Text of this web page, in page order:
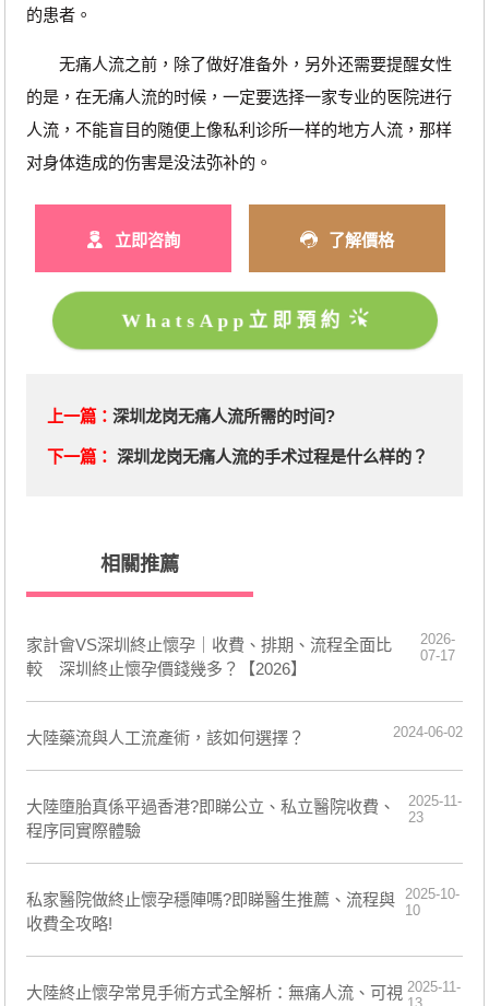
的患者。
无痛人流之前，除了做好准备外，另外还需要提醒女性
的是，在无痛人流的时候，一定要选择一家专业的医院进行
人流，不能盲目的随便上像私利诊所一样的地方人流，那样
对身体造成的伤害是没法弥补的。
立即咨詢 了解價格
WhatsApp立即預約
上一篇： 深圳龙岗无痛人流所需的时间?
下一篇： 深圳龙岗无痛人流的手术过程是什么样的？
相關推薦
家計會VS深圳終止懷孕｜收費、排期、流程全面比
較 深圳終止懷孕價錢幾多？【2026】
2026-
07-17
​大陸藥流與人工流產術，該如何選擇？ 2024-06-02
大陸墮胎真係平過香港?即睇公立、私立醫院收費、
程序同實際體驗
2025-11-
23
私家醫院做終止懷孕穩陣嗎?即睇醫生推薦、流程與
收費全攻略!
2025-10-
10
大陸終止懷孕常見手術方式全解析：無痛人流、可視 2025-11-